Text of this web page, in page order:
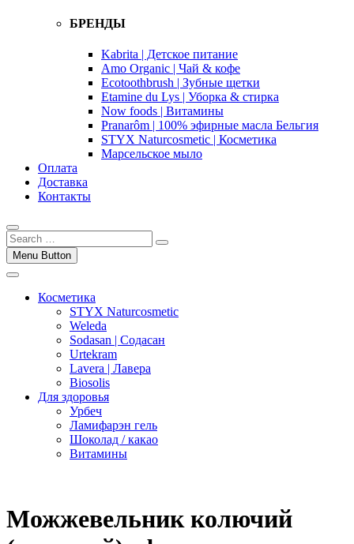
БРЕНДЫ
Kabrita | Детское питание
Amo Organic | Чай & кофе
Ecotoothbrush | Зубные щетки
Etamine du Lys | Уборка & стирка
Now foods | Витамины
Pranarôm | 100% эфирные масла Бельгия
STYX Naturcosmetic | Косметика
Марсельское мыло
Оплата
Доставка
Контакты
Menu Button
Косметика
STYX Naturcosmetic
Weleda
Sodasan | Содасан
Urtekram
Lavera | Лавера
Biosolis
Для здоровья
Урбеч
Ламифарэн гель
Шоколад / какао
Витамины
Можжевельник колючий